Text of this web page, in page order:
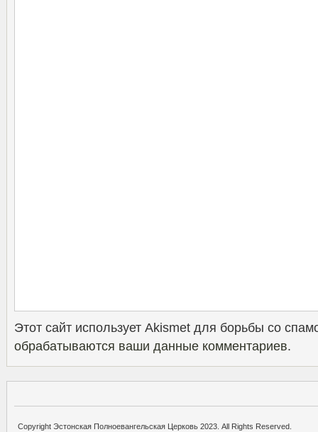
Этот сайт использует Akismet для борьбы со
обрабатываются ваши данные комментариев.
Copyright Эстонская Полноевангельская Церковь 2023. All Rights Reserved.